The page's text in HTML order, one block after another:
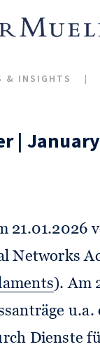
& INSIGHTS
|
21.01.2026
Networks
). Am
Dienste